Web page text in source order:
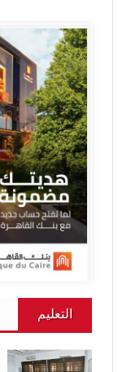
التعليم